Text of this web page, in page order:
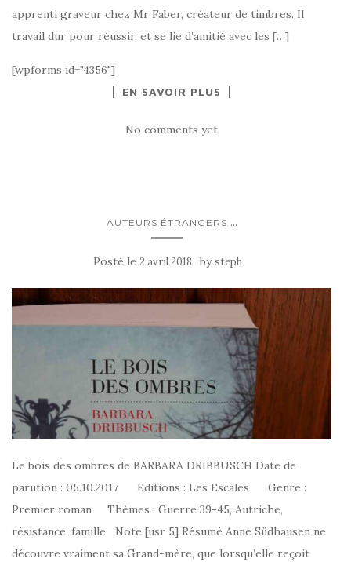
apprenti graveur chez Mr Faber, créateur de timbres. Il
travail dur pour réussir, et se lie d’amitié avec les […]
[wpforms id="4356"]
EN SAVOIR PLUS
No comments yet
AUTEURS ÉTRANGERS ...
Posté le 2 avril 2018 bysteph
Le bois des ombres de BARBARA DRIBBUSCH Date de
parution : 05.10.2017 Editions : Les Escales Genre :
Premier roman Thèmes : Guerre 39-45, Autriche,
résistance, famille Note [usr 5] Résumé Anne Südhausen ne
découvre vraiment sa Grand-mère, que lorsqu’elle reçoit